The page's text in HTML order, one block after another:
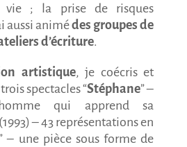
; la prise de risques
aussi animédes groupes de
d’écriture.
artistique, je coécris et
spectacles “Stéphane” –
qui apprend sa
– 43 représentations en
” – une pièce sous forme de